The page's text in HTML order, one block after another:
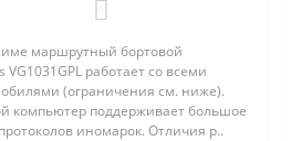
маршрутный бортовой
работает со всеми
(ограничения см. ниже).
компьютер поддерживает большое
иномарок. Отличия р..